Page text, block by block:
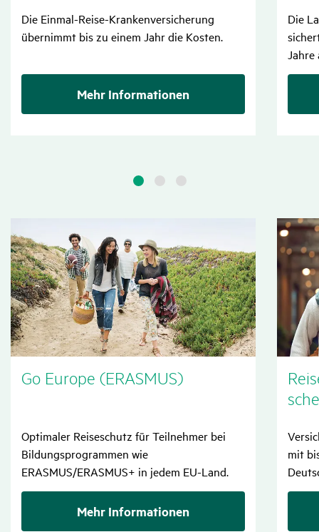
Die Einmal-Reise-Krankenversicherung
übernimmt bis zu einem Jahr die Kosten.
Mehr Informationen
Die
Jahre
Go Europe (ERASMUS)
Optimaler Reiseschutz für Teilnehmer bei
Bildungsprogrammen wie
ERASMUS/ERASMUS+ in jedem EU-Land.
Mehr Informationen
mit